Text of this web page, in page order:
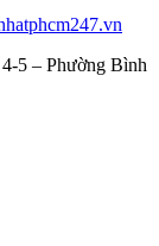
5 – Phường Bình